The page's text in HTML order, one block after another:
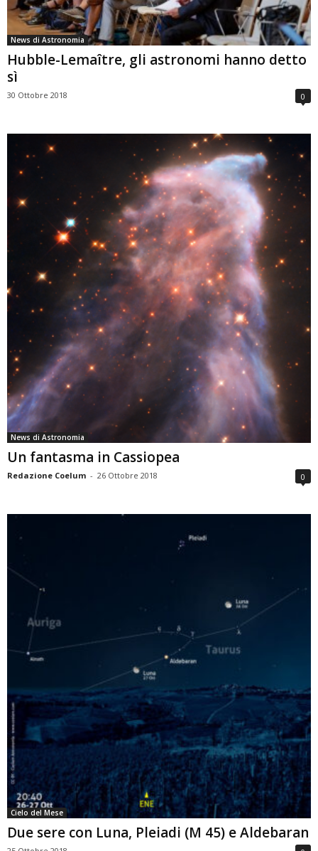
News di Astronomia
Hubble-Lemaître, gli astronomi hanno detto
sì
30 Ottobre 2018 0
News di Astronomia
Un fantasma in Cassiopea
Redazione Coelum - 26 Ottobre 2018 0
Cielo del Mese
Due sere con Luna, Pleiadi (M 45) e Aldebaran